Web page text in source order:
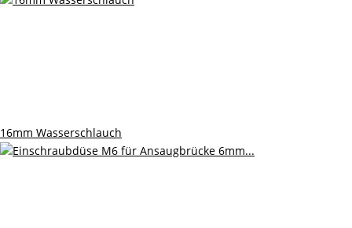
16mm Wasserschlauch